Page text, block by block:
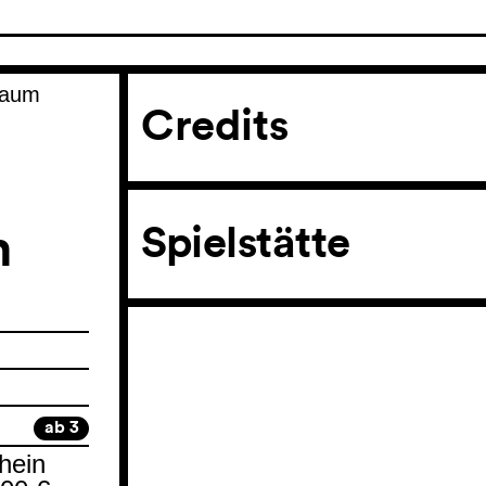
ab 3
Credits
Spielstätte